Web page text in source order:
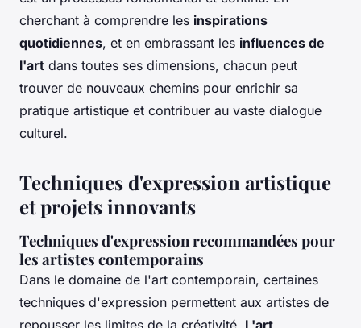
cherchant à comprendre les inspirations
quotidiennes, et en embrassant les influences de
l'art dans toutes ses dimensions, chacun peut
trouver de nouveaux chemins pour enrichir sa
pratique artistique et contribuer au vaste dialogue
culturel.
Techniques d'expression artistique
et projets innovants
Techniques d'expression recommandées pour
les artistes contemporains
Dans le domaine de l'art contemporain, certaines
techniques d'expression permettent aux artistes de
repousser les limites de la créativité. L'art